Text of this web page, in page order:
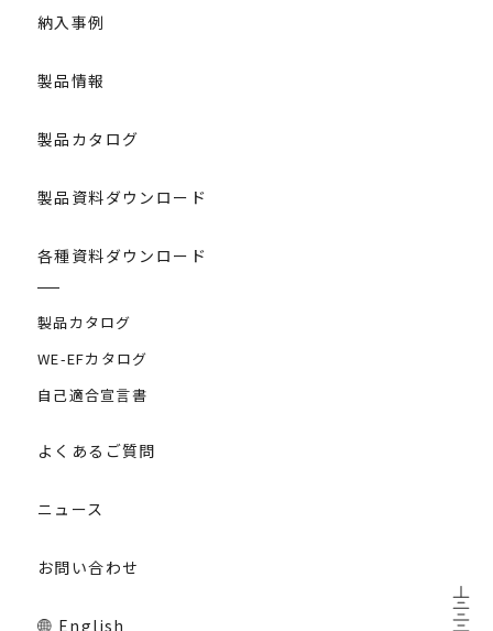
納入事例
製品情報
製品カタログ
製品資料ダウンロード
各種資料ダウンロード
製品カタログ
WE-EFカタログ
自己適合宣言書
よくあるご質問
ニュース
お問い合わせ
English